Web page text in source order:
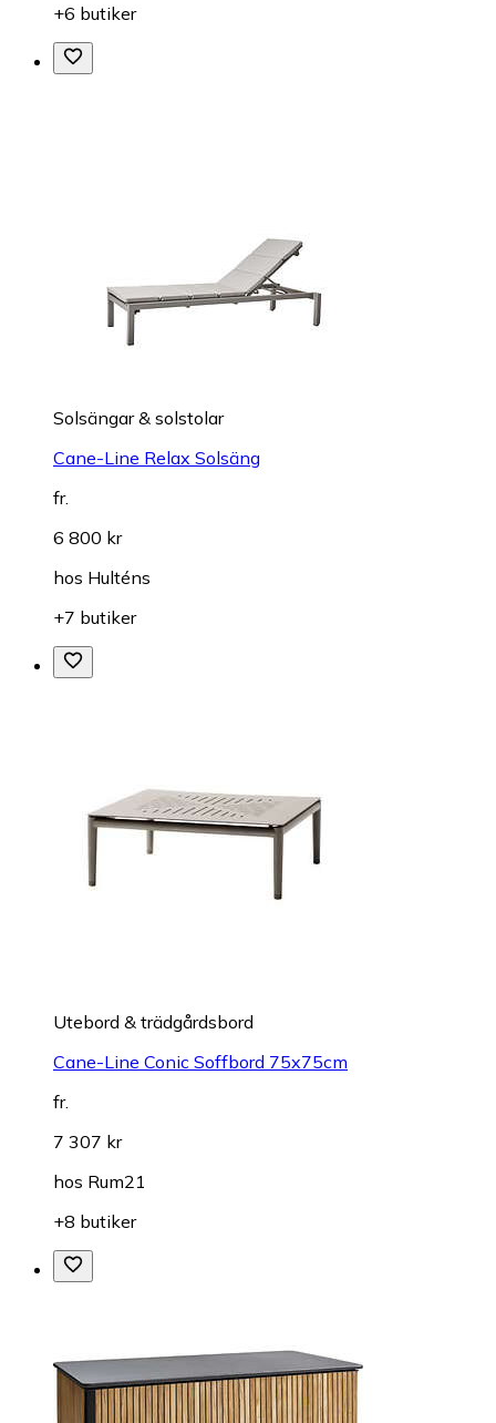
+6 butiker
Solsängar & solstolar
Cane-Line Relax Solsäng
fr.
6 800 kr
hos Hulténs
+7 butiker
Utebord & trädgårdsbord
Cane-Line Conic Soffbord 75x75cm
fr.
7 307 kr
hos Rum21
+8 butiker